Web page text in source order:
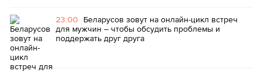
23:00 Беларусов зовут на онлайн-цикл встреч
для мужчин – чтобы обсудить проблемы и
поддержать друг друга